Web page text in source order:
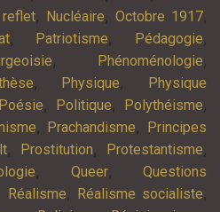
, Nucléaire, Octobre 1917,
, Patriotisme, Pédagogie,
, Phénoménologie,
, Physique,
Physique
Poésie, Politique, Polythéisme,
, Prachandisme,
Principes
, Prostitution, Protestantisme,
, Queer,Questions
Réalisme, Réalisme socialiste,